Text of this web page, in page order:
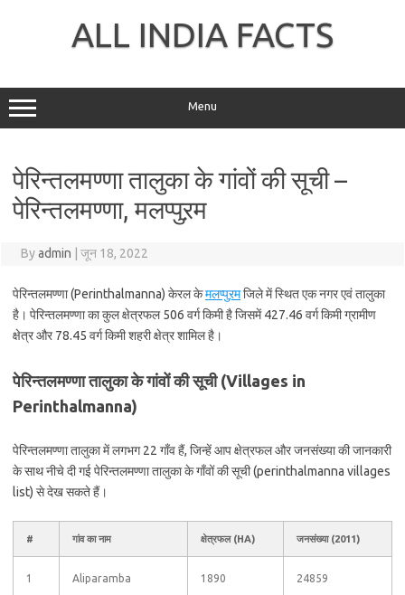
ALL INDIA FACTS
Menu
पेरिन्तलमण्णा तालुका के गांवों की सूची –
पेरिन्तलमण्णा, मलप्पुऱम
Byadmin जून 18, 2022
पेरिन्तलमण्णा (Perinthalmanna) केरल केमलप्पुऱमजिले में स्थित एक नगर एवं तालुका
है। पेरिन्तलमण्णा का कुल क्षेत्रफल 506 वर्ग किमी है जिसमें 427.46 वर्ग किमी ग्रामीण
क्षेत्र और 78.45 वर्ग किमी शहरी क्षेत्र शामिल है।
पेरिन्तलमण्णा तालुका के गांवों की सूची (Villages in
Perinthalmanna)
पेरिन्तलमण्णा तालुका में लगभग 22 गाँव हैं, जिन्हें आप क्षेत्रफल और जनसंख्या की जानकारी
के साथ नीचे दी गई पेरिन्तलमण्णा तालुका के गाँवों की सूची (perinthalmanna villages
list) से देख सकते हैं।
# गांव का नाम क्षेत्रफल (HA) जनसंख्या (2011)
1 Aliparamba 1890 24859